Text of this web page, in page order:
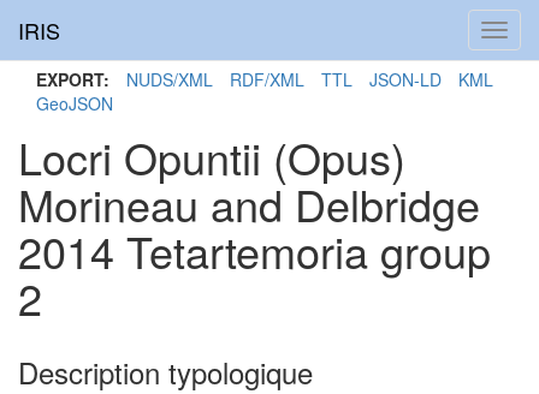
IRIS
EXPORT: NUDS/XML RDF/XML TTL JSON-LD
KML
GeoJSON
Locri Opuntii (Opus)
Morineau and Delbridge
2014 Tetartemoria group
2
Description typologique